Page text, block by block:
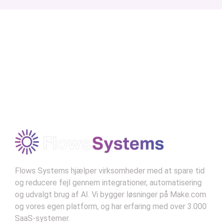
tanken om automatiseringens effekt på både
mennesker og maskiner og så dens potentiale
som et middel til fremgang.
Flows Systems hjælper virksomheder med at spare tid
og reducere fejl gennem integrationer, automatisering
og udvalgt brug af AI. Vi bygger løsninger på Make.com
og vores egen platform, og har erfaring med over 3.000
SaaS-systemer.